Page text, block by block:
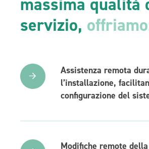
servizio,
Assistenza remota
l’installazione,
configurazione del
Modifiche remote